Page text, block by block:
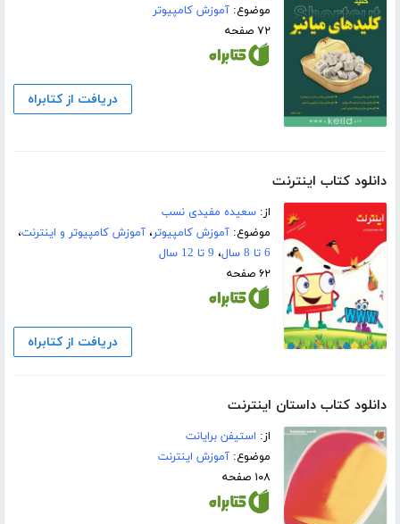
موضوع:آموزش کامپیوتر
۷۲ صفحه
دریافت از کتابراه
دانلود کتاب اینترنت
از:سعیده مفیدی نسب
موضوع:آموزش کامپیوتر،آموزش کامپیوتر و اینترنت،
6 تا 8 سال
، 9 تا 12 سال
۶۲ صفحه
دریافت از کتابراه
دانلود کتاب داستان اینترنت
از: استیفن برایانت
موضوع:آموزش اینترنت
۱۰۸ صفحه